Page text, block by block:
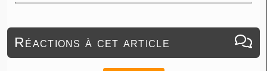
Réactions à cet article